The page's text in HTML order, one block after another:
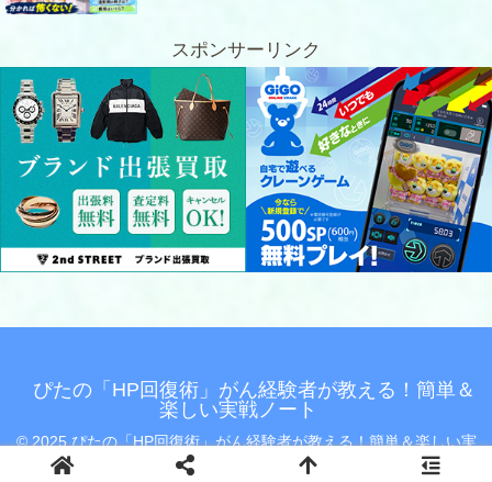
スポンサーリンク
ぴたの「HP回復術」がん経験者が教える！簡単＆
楽しい実戦ノート
© 2025 ぴたの「HP回復術」がん経験者が教える！簡単＆楽しい実